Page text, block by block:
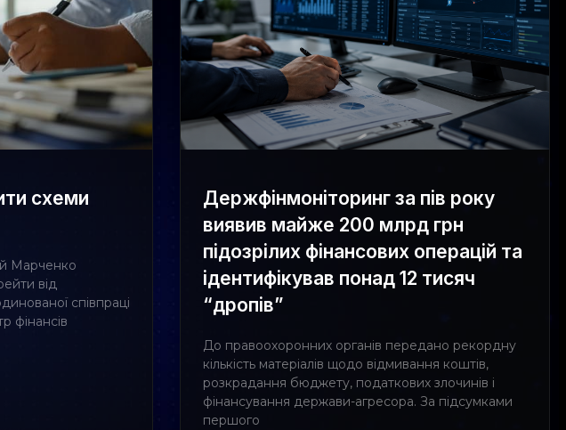
схеми
Марченко
від
співпраці
фінансів
Держфінмоніторинг за пів року
виявив майже 200 млрд грн
підозрілих фінансових операцій та
ідентифікував понад 12 тисяч
“дропів”
До правоохоронних органів передано рекордну
кількість матеріалів щодо відмивання коштів,
розкрадання бюджету, податкових злочинів і
фінансування держави-агресора. За підсумками
першого